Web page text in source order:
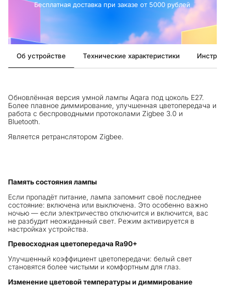
Бесплатная доставка при заказе от 5000 рублей
Об устройстве Технические характеристики
Обновлённая версия умной лампы Aqara под цоколь E27.
Более плавное диммирование, улучшенная цветопередача и
работа с беспроводными протоколами Zigbee 3.0 и
Bluetooth.
Является ретранслятором Zigbee.
Память состояния лампы
Если пропадёт питание, лампа запомнит своё последнее
состояние: включена или выключена. Это особенно важно
ночью — если электричество отключится и включится, вас
не разбудит неожиданный свет. Режим активируется в
настройках устройства.
Превосходная цветопередача Ra90+
Улучшенный коэффициент цветопередачи: белый свет
становятся более чистыми и комфортным для глаз.
Изменение цветовой температуры и диммирование